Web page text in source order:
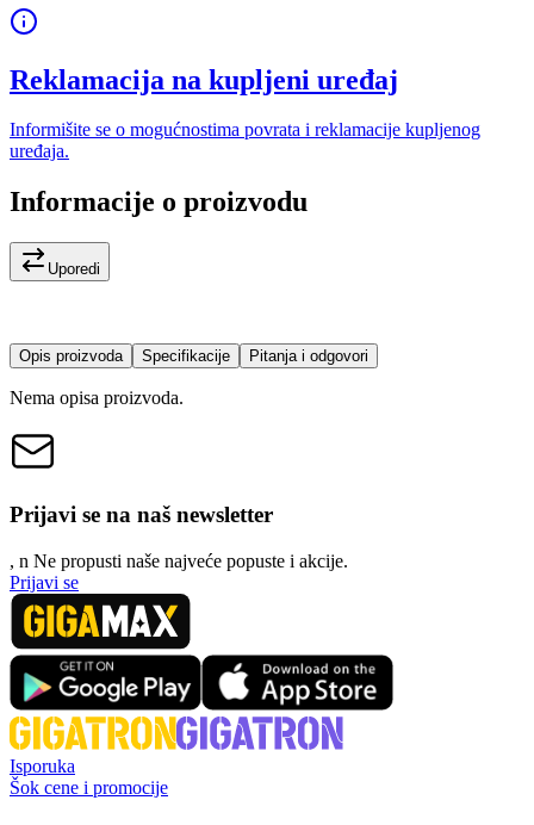
Reklamacija na kupljeni uređaj
Informišite se o mogućnostima povrata i reklamacije kupljenog
uređaja.
Informacije o proizvodu
Uporedi
Opis proizvoda Specifikacije Pitanja i odgovori
Nema opisa proizvoda.
Prijavi se na naš newsletter
, n Ne propusti naše najveće popuste i akcije.
Prijavi se
Isporuka
Šok cene i promocije